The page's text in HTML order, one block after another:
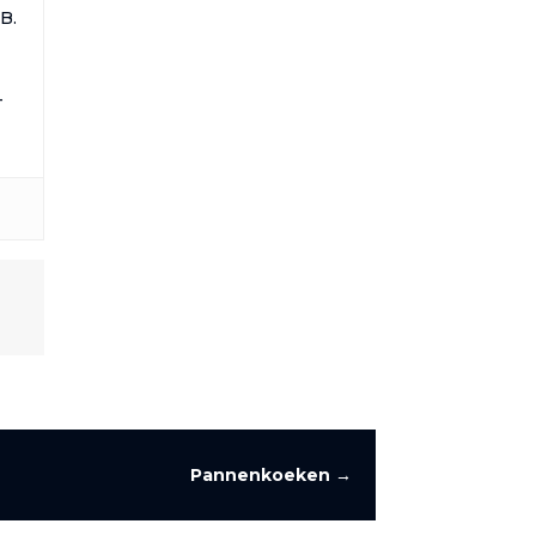
Pannenkoeken →